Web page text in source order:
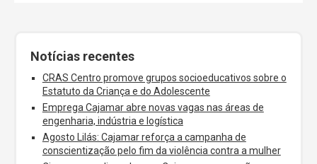
Notícias recentes
CRAS Centro promove grupos socioeducativos sobre o
Estatuto da Criança e do Adolescente
Emprega Cajamar abre novas vagas nas áreas de
engenharia, indústria e logística
Agosto Lilás: Cajamar reforça a campanha de
conscientização pelo fim da violência contra a mulher